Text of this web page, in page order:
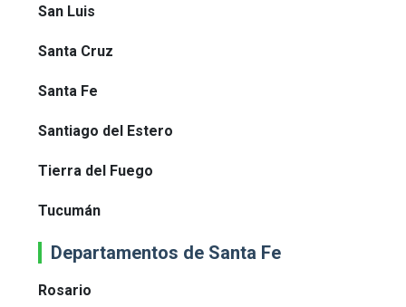
San Luis
Santa Cruz
Santa Fe
Santiago del Estero
Tierra del Fuego
Tucumán
Departamentos de Santa Fe
Rosario